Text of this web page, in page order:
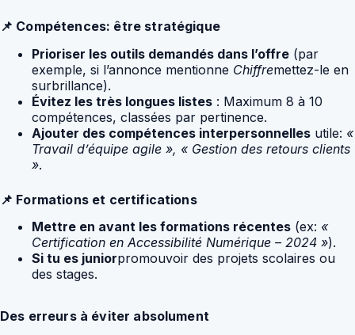
📌 Compétences: être stratégique
Prioriser les outils demandés dans l’offre (par
exemple, si l’annonce mentionne Chiffremettez-le en
surbrillance).
Évitez les très longues listes : Maximum 8 à 10
compétences, classées par pertinence.
Ajouter des compétences interpersonnelles utile: «
Travail d’équipe agile », « Gestion des retours clients
».
📌 Formations et certifications
Mettre en avant les formations récentes (ex: «
Certification en Accessibilité Numérique – 2024 »).
Si tu es juniorpromouvoir des projets scolaires ou
des stages.
Des erreurs à éviter absolument